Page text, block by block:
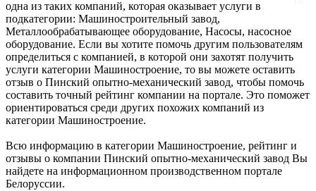
одна из таких компаний, которая оказывает услуги в
подкатегории: Машиностроительный завод,
Металлообрабатывающее оборудование, Насосы, насосное
оборудование. Если вы хотите помочь другим пользователям
определиться с компанией, в которой они захотят получить
услуги категории Машиностроение, то вы можете оставить
отзыв о Пинский опытно-механический завод, чтобы помочь
составить точный рейтинг компании на портале. Это поможет
ориентироваться среди других похожих компаний из
категории Машиностроение.
Всю информацию в категории Машиностроение, рейтинг и
отзывы о компании Пинский опытно-механический завод Вы
найдете на информационном производственном портале
Белоруссии.